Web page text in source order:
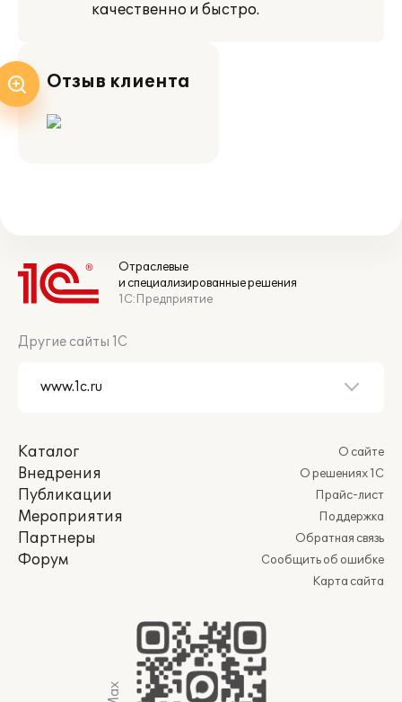
качественно и быстро.
Отзыв клиента
Отраслевые
и специализированные решения
1С:Предприятие
Другие сайты 1С
Каталог
Внедрения
Публикации
Мероприятия
Партнеры
Форум
О сайте
О решениях 1С
Прайс-лист
Поддержка
Обратная связь
Сообщить об ошибке
Карта сайта